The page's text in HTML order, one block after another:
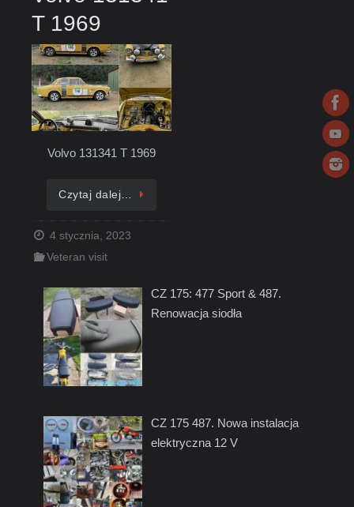
T 1969
Volvo 131341 T 1969
Czytaj dalej…
4 stycznia, 2023
Veteran visit
CZ 175: 477 Sport & 487.
Renowacja siodła
CZ 175 487. Nowa instalacja
elektryczna 12 V